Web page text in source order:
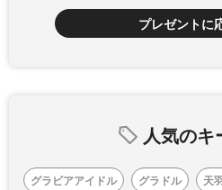
プレゼントに
人気のキ
グラビアアイドル グラドル 天